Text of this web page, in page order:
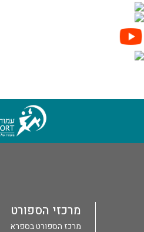
מרכזי הספורט
מרכז הספורט בספרא